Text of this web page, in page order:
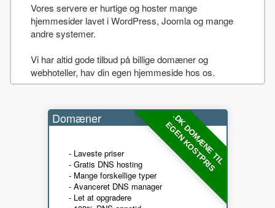
Vores servere er hurtige og hoster mange
hjemmesider lavet i WordPress, Joomla og mange
andre systemer.
Vi har altid gode tilbud på billige domæner og
webhoteller, hav din egen hjemmeside hos os.
.DK DOMÆNE TIL
EGEN KOSTPRIS
Domæner
- Laveste priser
- Gratis DNS hosting
- Mange forskellige typer
- Avanceret DNS manager
- Let at opgradere